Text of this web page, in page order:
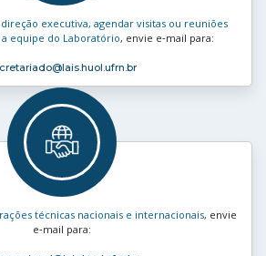
direção executiva, agendar visitas ou reuniões
equipe do Laboratório, envie e‑mail para:
@lais.huol.ufrn.br
técnicas nacionais e internacionais, envie
e‑mail para: